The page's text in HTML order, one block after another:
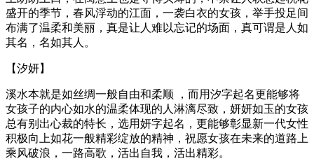
盛开的季节，春风浮动的江面，一袭白衣的女孩，举手投足间
布满了温柔和美丽，真是让人难以忘记的场面，真可谓是人如
其名，名如其人。
【汐妍】
溪水本就是如丝绸一般自由和柔顺 ，而用汐字起名更能够将
女孩子的内心如水的温柔体现的人淋漓尽致，妍妍如玉的女孩
总有别出心裁的特长，选用妍字起名，更能够彰显新一代女性
积极向上如花一般精彩绽放的精神，祝愿女孩在未来的道路上
乘风破浪，一路高歌，活出自我，活出精彩。